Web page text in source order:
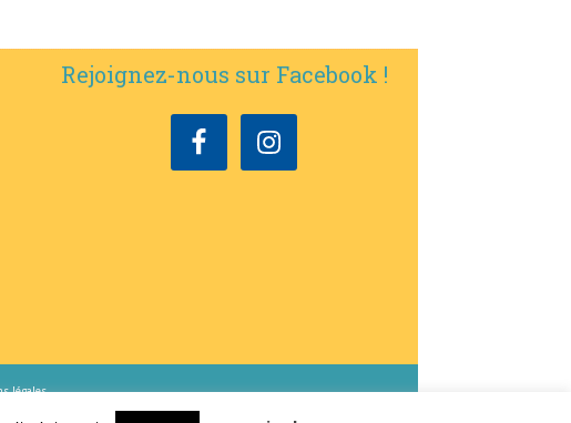
Rejoignez-nous sur Facebook !
légales